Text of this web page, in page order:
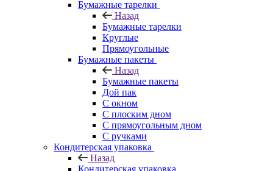
Бумажные тарелки
Назад
Бумажные тарелки
Круглые
Прямоугольные
Бумажные пакеты
Назад
Бумажные пакеты
Дой пак
С окном
С плоским дном
С прямоугольным дном
С ручками
Кондитерская упаковка
Назад
Кондитерская упаковка